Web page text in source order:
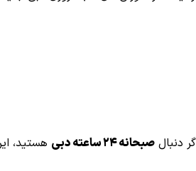
دنبال صبحانه ۲۴ ساعته دبی
هستید،